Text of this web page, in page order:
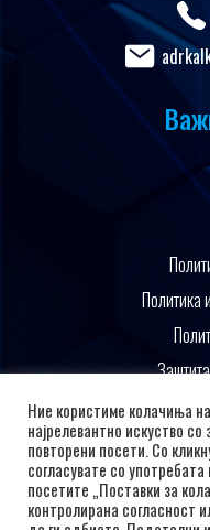
Политика
Ние користиме колачиња
најрелевантно искуство
повторени посети. Со
согласувате со
посетите „Поставки за
контролирана согласност